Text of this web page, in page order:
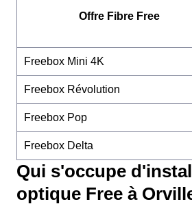
Offre Fibre Free
Freebox Mini 4K
Freebox Révolution
Freebox Pop
Freebox Delta
Qui s'occupe
optique Free à